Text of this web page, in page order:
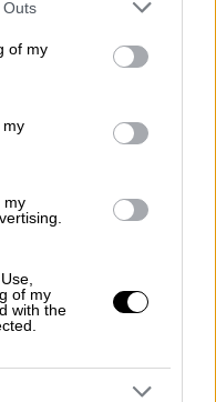
You may click to
its third-party tags to
in below Google
Outs
of my
my
my
of my
with the
πρωί που έγινε
έφτασαν
βίλα την
.